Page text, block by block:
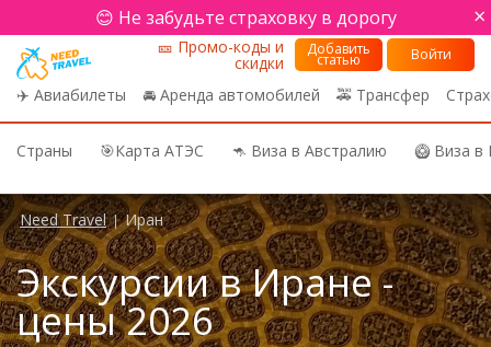
😊 Не забудьте страховку в дорогу ×
✈️ Авиабилеты 🚘 Аренда автомобилей 🚕 Трансфер
🎫 Промо-коды и
скидки
Добавить
статью Войти
Страны 🎯Карта АТЭС 🦘 Виза в Австралию 🥝 Виза
Need Travel | Иран
Экскурсии в Иране -
цены 2026